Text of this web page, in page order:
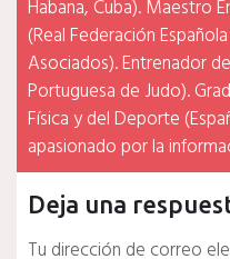
Habana, Cuba). Maestro
(Real Federación
Asociados). Entrenador
Portuguesa de Judo).
Física y del Deporte
apasionado por la
Deja una
Tu dirección de correo